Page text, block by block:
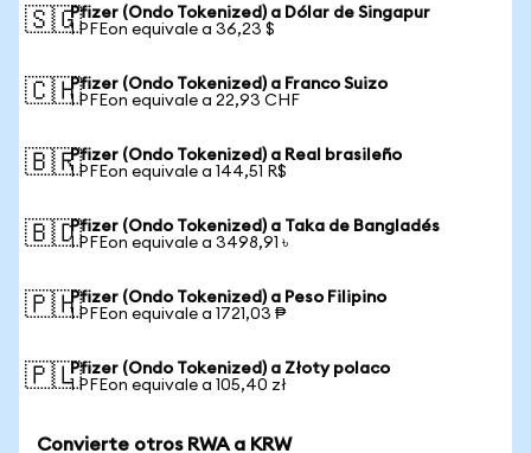
🇸🇬Pfizer (Ondo Tokenized) a Dólar de Singapur
1 PFEon equivale a 36,23 $
🇨🇭Pfizer (Ondo Tokenized) a Franco Suizo
1 PFEon equivale a 22,93 CHF
🇧🇷Pfizer (Ondo Tokenized) a Real brasileño
1 PFEon equivale a 144,51 R$
🇧🇩Pfizer (Ondo Tokenized) a Taka de Bangladés
1 PFEon equivale a 3498,91 ৳
🇵🇭Pfizer (Ondo Tokenized) a Peso Filipino
1 PFEon equivale a 1721,03 ₱
🇵🇱Pfizer (Ondo Tokenized) a Złoty polaco
1 PFEon equivale a 105,40 zł
Convierte otros RWA a KRW